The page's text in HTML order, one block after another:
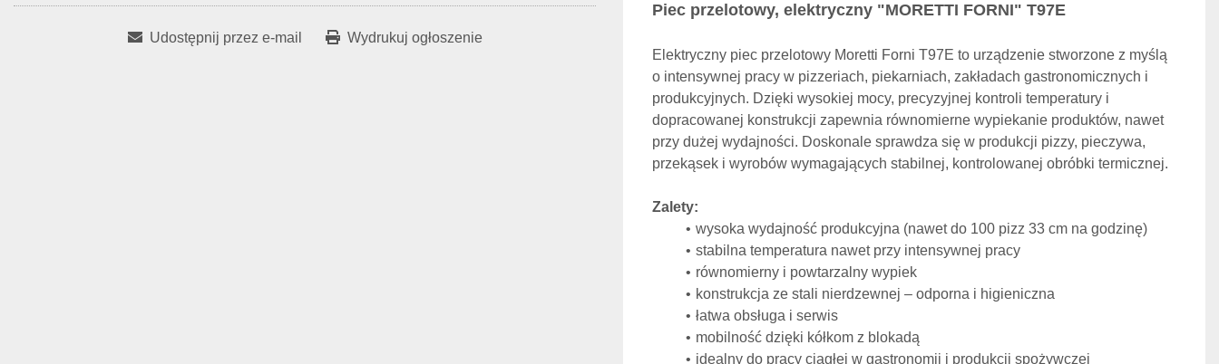
Udostępnij przez e-mail Wydrukuj ogłoszenie
Piec przelotowy, elektryczny "MORETTI FORNI" T97E
Elektryczny piec przelotowy Moretti Forni T97E to urządzenie stworzone z myślą
o intensywnej pracy w pizzeriach, piekarniach, zakładach gastronomicznych i
produkcyjnych. Dzięki wysokiej mocy, precyzyjnej kontroli temperatury i
dopracowanej konstrukcji zapewnia równomierne wypiekanie produktów, nawet
przy dużej wydajności. Doskonale sprawdza się w produkcji pizzy, pieczywa,
przekąsek i wyrobów wymagających stabilnej, kontrolowanej obróbki termicznej.
Zalety:
wysoka wydajność produkcyjna (nawet do 100 pizz 33 cm na godzinę)
stabilna temperatura nawet przy intensywnej pracy
równomierny i powtarzalny wypiek
konstrukcja ze stali nierdzewnej – odporna i higieniczna
łatwa obsługa i serwis
mobilność dzięki kółkom z blokadą
idealny do pracy ciągłej w gastronomii i produkcji spożywczej